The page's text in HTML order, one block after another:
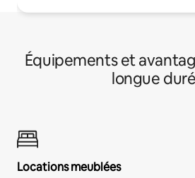
Équipements et
longue
Locations meublées